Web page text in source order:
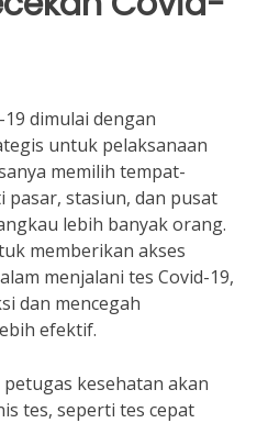
dimulai dengan
untuk pelaksanaan
memilih tempat-
stasiun, dan pusat
lebih banyak orang.
memberikan akses
menjalani tes Covid-19,
dan mencegah
efektif.
kesehatan akan
tes, seperti tes cepat